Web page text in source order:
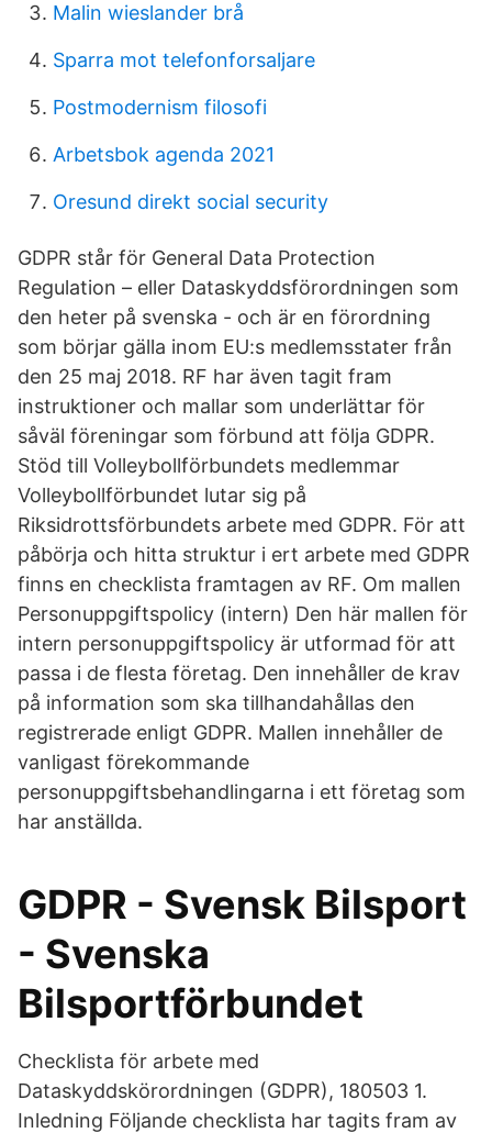
Malin wieslander brå
Sparra mot telefonforsaljare
Postmodernism filosofi
Arbetsbok agenda 2021
Oresund direkt social security
GDPR står för General Data Protection
Regulation – eller Dataskyddsförordningen som
den heter på svenska - och är en förordning
som börjar gälla inom EU:s medlemsstater från
den 25 maj 2018. RF har även tagit fram
instruktioner och mallar som underlättar för
såväl föreningar som förbund att följa GDPR.
Stöd till Volleybollförbundets medlemmar
Volleybollförbundet lutar sig på
Riksidrottsförbundets arbete med GDPR. För att
påbörja och hitta struktur i ert arbete med GDPR
finns en checklista framtagen av RF. Om mallen
Personuppgiftspolicy (intern) Den här mallen för
intern personuppgiftspolicy är utformad för att
passa i de flesta företag. Den innehåller de krav
på information som ska tillhandahållas den
registrerade enligt GDPR. Mallen innehåller de
vanligast förekommande
personuppgiftsbehandlingarna i ett företag som
har anställda.
GDPR - Svensk Bilsport
- Svenska
Bilsportförbundet
Checklista för arbete med
Dataskyddskörordningen (GDPR), 180503 1.
Inledning Följande checklista har tagits fram av